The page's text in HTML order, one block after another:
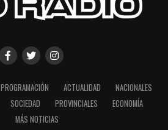
PROGRAMACIÓN ACTUALIDAD
NACIONALES
SOCIEDAD PROVINCIALES
ECONOMÍA
MÁS NOTICIAS